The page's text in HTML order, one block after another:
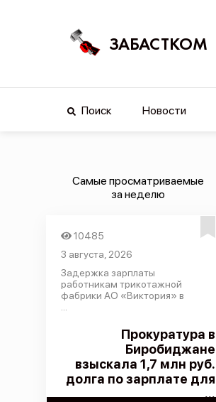
ЗАБАСТКОМ
Поиск Новости
Самые просматриваемые
за неделю
10485
3 августа, 2026
Задержка зарплаты
работникам трикотажной
фабрики АО «Виктория» в
Прокуратура в
Биробиджане
взыскала 1,7 млн руб.
долга по зарплате для
...